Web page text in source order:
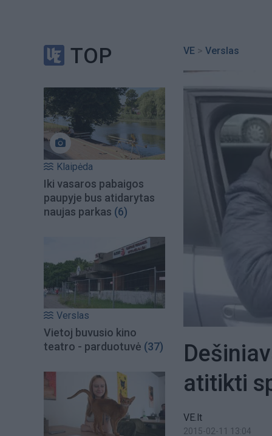
TOP
Klaipėda
Iki vasaros pabaigos
paupyje bus atidarytas
naujas parkas (6)
Verslas
Vietoj buvusio kino
teatro - parduotuvė (37)
VE > Verslas
atitikti
VE.lt
2015-02-11 13:04